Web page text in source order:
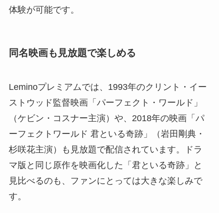
体験が可能です。
同名映画も見放題で楽しめる
Leminoプレミアムでは、1993年のクリント・イー
ストウッド監督映画「パーフェクト・ワールド」
（ケビン・コスナー主演）や、2018年の映画「パ
ーフェクトワールド 君といる奇跡」（岩田剛典・
杉咲花主演）も見放題で配信されています。ドラ
マ版と同じ原作を映画化した「君といる奇跡」と
見比べるのも、ファンにとっては大きな楽しみで
す。